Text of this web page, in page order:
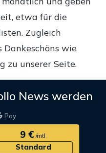
etwa für die
Zugleich
Dankeschöns wie
zu unserer Seite.
News werden
Pay
9 €/mtl.
Standard